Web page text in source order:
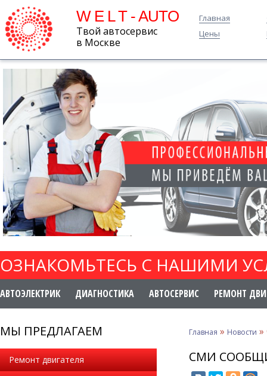
W E L T - AUTO
Твой автосервис
в Москве
Главная
Цены
ОЗНАКОМЬТЕСЬ С НАШИМИ
АВТОЭЛЕКТРИК ДИАГНОСТИКА АВТОСЕРВИС РЕМОНТ
МЫ ПРЕДЛАГАЕМ
Ремонт двигателя
Главная » Новости »
СМИ